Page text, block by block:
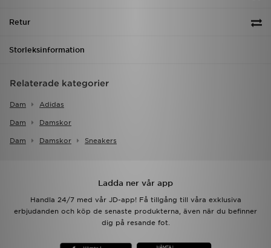
Retur
Storleksinformation
Relaterade kategorier
Dam Adidas
Dam Damskor
Dam Damskor Sneakers
Ladda ner vår app
Handla 24/7 med vår JD-app! Få tillgång till våra exklusiva
erbjudanden och köp de senaste produkterna, även när du befinner
dig på resande fot.